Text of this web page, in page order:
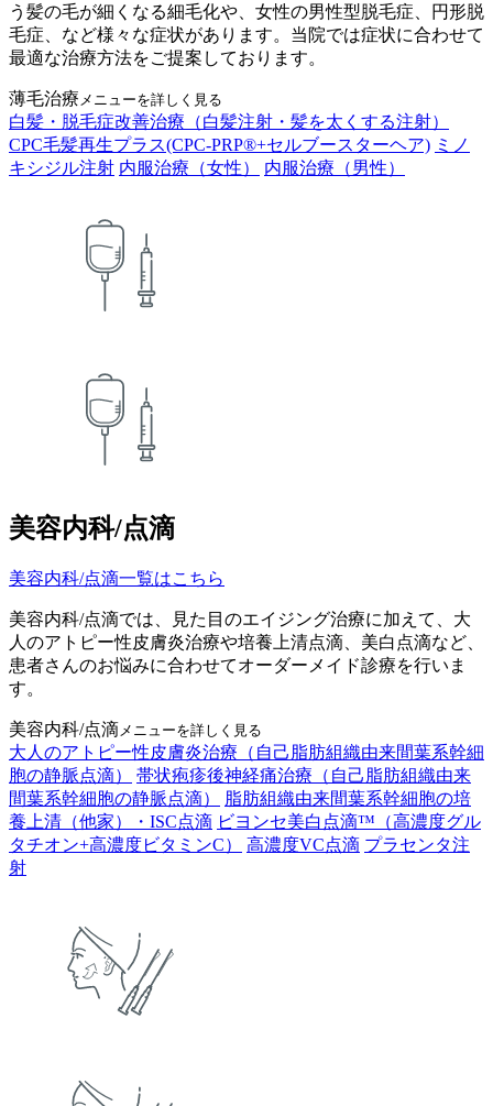
う髪の毛が細くなる細毛化や、女性の男性型脱毛症、円形脱
毛症、など様々な症状があります。当院では症状に合わせて
最適な治療方法をご提案しております。
薄毛治療 メニューを詳しく見る
白髪・脱毛症改善治療（白髪注射・髪を太くする注射）
CPC毛髪再生プラス(CPC-PRP®+セルブースターヘア) ミノ
キシジル注射 内服治療（女性） 内服治療（男性）
美容内科/点滴
美容内科/点滴一覧はこちら
美容内科/点滴では、見た目のエイジング治療に加えて、大
人のアトピー性皮膚炎治療や培養上清点滴、美白点滴など、
患者さんのお悩みに合わせてオーダーメイド診療を行いま
す。
美容内科/点滴 メニューを詳しく見る
大人のアトピー性皮膚炎治療（自己脂肪組織由来間葉系幹細
胞の静脈点滴）
帯状疱疹後神経痛治療（自己脂肪組織由来
間葉系幹細胞の静脈点滴）
脂肪組織由来間葉系幹細胞の培
養上清（他家）・ISC点滴 ビヨンセ美白点滴™（高濃度グル
タチオン+高濃度ビタミンC）
高濃度VC点滴 プラセンタ注
射